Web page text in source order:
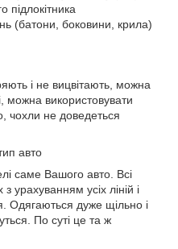
підлокітника
(батони, боковини, крила)
і не вицвітають, можна
можна використовувати
чохли не доведеться
авто
саме Вашого авто. Всі
урахуванням усіх ліній і
Одягаються дуже щільно і
По суті це та ж